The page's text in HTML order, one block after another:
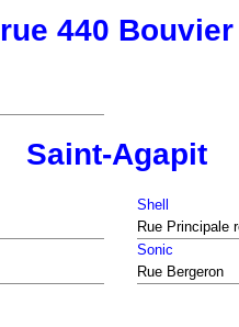
rue 440 Bouvier
Saint-Agapit
Shell
Rue Principale
Sonic
Rue Bergeron